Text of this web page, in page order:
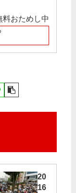
料おためし中
20
16